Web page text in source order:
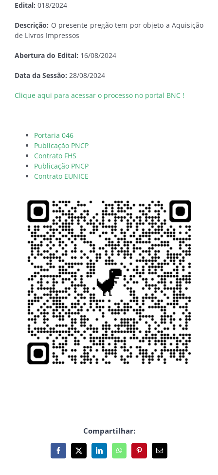
Edital: 018/2024
Descrição: O presente pregão tem por objeto a Aquisição
de Livros Impressos
Abertura do Edital: 16/08/2024
Data da Sessão: 28/08/2024
Clique aqui para acessar o processo no portal BNC !
Portaria 046
Publicação PNCP
Contrato FHS
Publicação PNCP
Contrato EUNICE
Compartilhar:
Facebook
X LinkedInWhatsAppPinterest
E-
mail